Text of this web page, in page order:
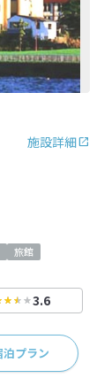
施設詳細
旅館
3.6
プラン